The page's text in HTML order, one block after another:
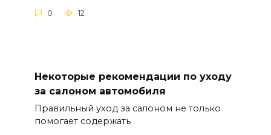
0 12
Некоторые рекомендации по уходу
за салоном автомобиля
Правильный уход за салоном не только
помогает содержать